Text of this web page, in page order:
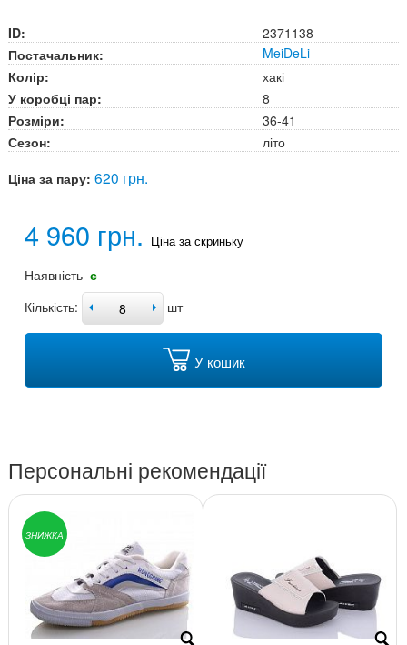
ID:
2371138
Постачальник:
MeiDeLi
Колір:
хакі
У коробці пар:
8
Розміри:
36-41
Сезон:
літо
Ціна за пару: 620 грн.
4 960 грн. Ціна за скриньку
Наявність є
Кількість:
шт
У кошик
Персональні рекомендації
ЗНИЖКА